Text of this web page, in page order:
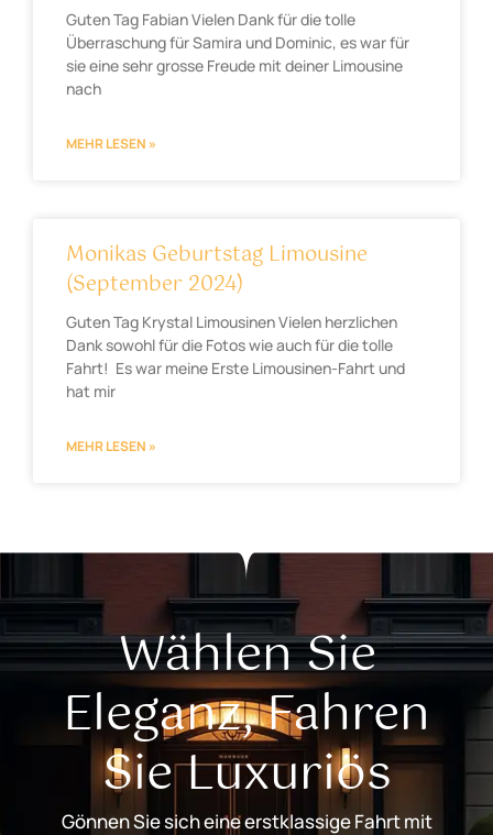
Guten Tag Fabian Vielen Dank für die tolle
Überraschung für Samira und Dominic, es war für
sie eine sehr grosse Freude mit deiner Limousine
nach
MEHR LESEN »
Monikas Geburtstag Limousine
(September 2024)
Guten Tag Krystal Limousinen Vielen herzlichen
Dank sowohl für die Fotos wie auch für die tolle
Fahrt! Es war meine Erste Limousinen-Fahrt und
hat mir
MEHR LESEN »
Wählen Sie
Eleganz, Fahren
Sie Luxuriös
Gönnen Sie sich eine erstklassige Fahrt mit